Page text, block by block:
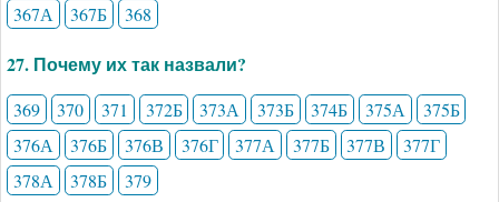
367А
367Б 368
27. Почему их так назвали?
369 370 371 372Б 373А 373Б 374Б 375А
375Б
376А
376Б 376В 376Г 377А 377Б 377В
377Г
378А
378Б 379